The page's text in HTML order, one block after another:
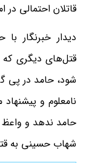
قاتلان احتمالی در
دیدار خبرنگار
قتل‌های دیگری که
شود، حامد در پی
نامعلوم و پیشنهاد
حامد ندهد و واعظ
شهاب حسینی به